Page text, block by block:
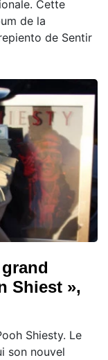
Cette
de la
de Sentir
Shiest »,
Shiesty. Le
son nouvel